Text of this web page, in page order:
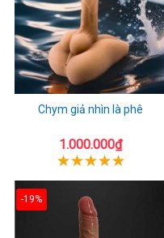
Chym giả nhìn là phê
1.000.000₫
-19%